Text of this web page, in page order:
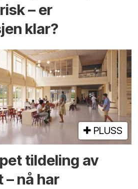
– er
klar?
PLUSS
tildeling av
nå har